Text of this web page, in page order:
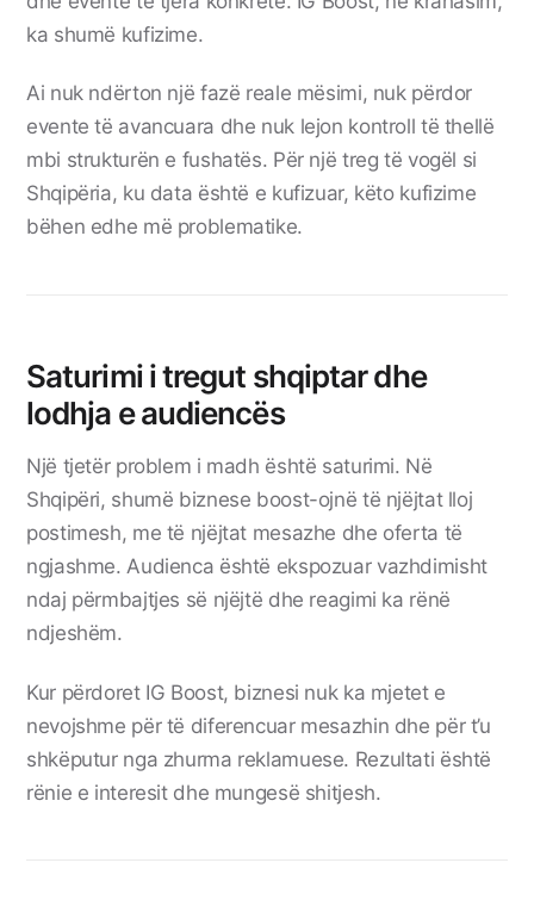
ka shumë kufizime.
Ai nuk ndërton një fazë reale mësimi, nuk përdor
evente të avancuara dhe nuk lejon kontroll të thellë
mbi strukturën e fushatës. Për një treg të vogël si
Shqipëria, ku data është e kufizuar, këto kufizime
bëhen edhe më problematike.
Saturimi i tregut shqiptar dhe
lodhja e audiencës
Një tjetër problem i madh është saturimi. Në
Shqipëri, shumë biznese boost-ojnë të njëjtat lloj
postimesh, me të njëjtat mesazhe dhe oferta të
ngjashme. Audienca është ekspozuar vazhdimisht
ndaj përmbajtjes së njëjtë dhe reagimi ka rënë
ndjeshëm.
Kur përdoret IG Boost, biznesi nuk ka mjetet e
nevojshme për të diferencuar mesazhin dhe për t’u
shkëputur nga zhurma reklamuese. Rezultati është
rënie e interesit dhe mungesë shitjesh.